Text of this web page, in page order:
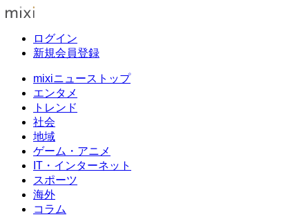
ログイン
新規会員登録
mixiニューストップ
エンタメ
トレンド
社会
地域
ゲーム・アニメ
IT・インターネット
スポーツ
海外
コラム